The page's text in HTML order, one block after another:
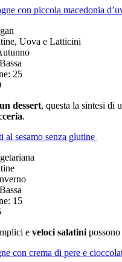
con piccola macedonia
Uova e Latticini
Bassa
25
dessert, questa la sintesi di
.
al sesamo senza glutine
Bassa
15
e veloci salatini
con crema di pere e